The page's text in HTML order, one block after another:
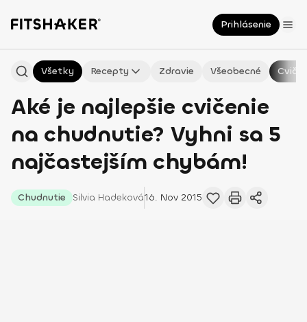
Prihlásenie
Všetky Recepty Zdravie Všeobecné
Aké je najlepšie cvičenie
na chudnutie? Vyhni sa 5
najčastejším chybám!
Chudnutie Silvia Hadeková16. Nov 2015